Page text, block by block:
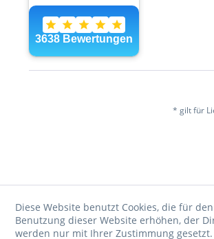
* gilt für
Diese Website benutzt Cookies, die für
Benutzung dieser Website erhöhen, der
werden nur mit Ihrer Zustimmung gesetzt.